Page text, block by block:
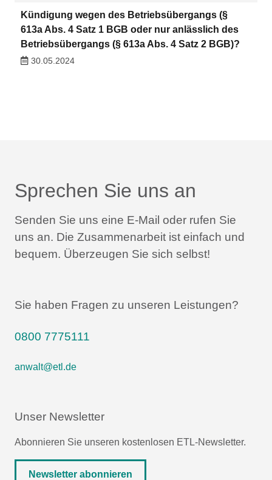
Kündigung wegen des Betriebsübergangs (§
613a Abs. 4 Satz 1 BGB oder nur anlässlich des
Betriebsübergangs (§ 613a Abs. 4 Satz 2 BGB)?
30.05.2024
Sprechen Sie uns an
Senden Sie uns eine E-Mail oder rufen Sie
uns an. Die Zusammenarbeit ist einfach und
bequem. Überzeugen Sie sich selbst!
Sie haben Fragen zu unseren Leistungen?
0800 7775111
anwalt@etl.de
Unser Newsletter
Abonnieren Sie unseren kostenlosen ETL-Newsletter.
Newsletter abonnieren